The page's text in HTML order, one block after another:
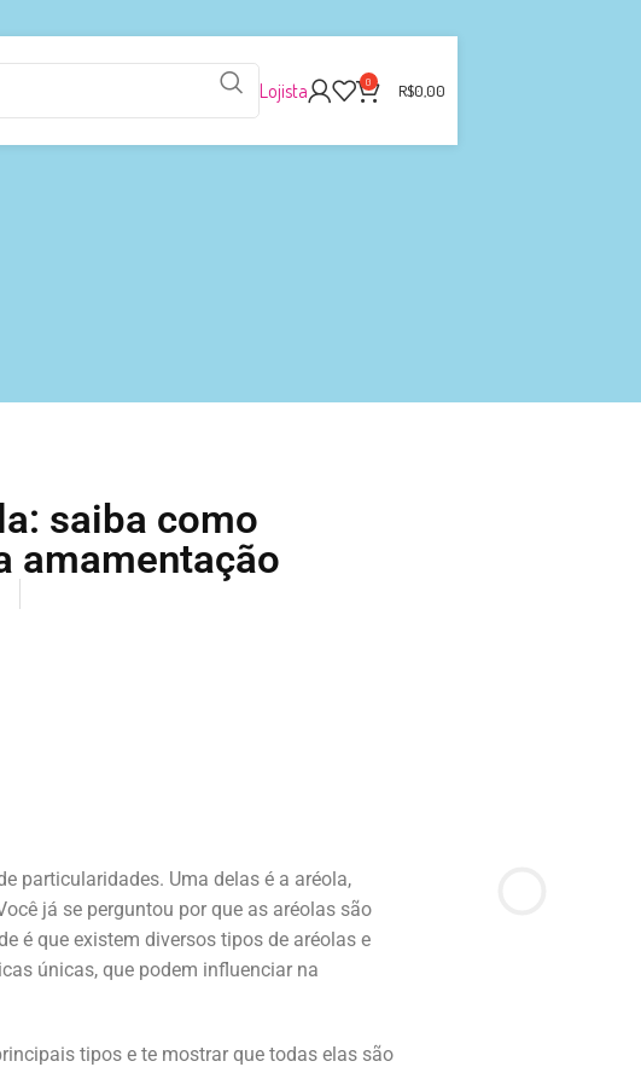
Lojista 0 R$0,00
saiba como
amamentação
particularidades. Uma delas é a aréola,
já se perguntou por que as aréolas são
é que existem diversos tipos de aréolas e
únicas, que podem influenciar na
tipos e te mostrar que todas elas são